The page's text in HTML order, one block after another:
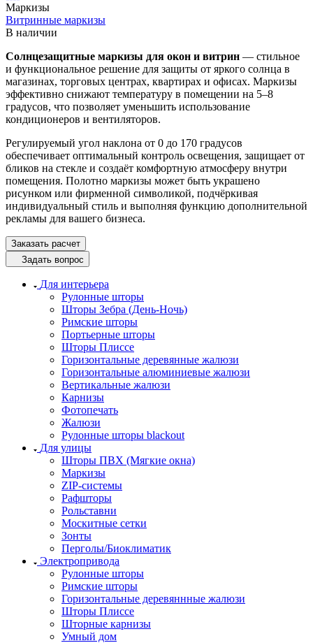
Маркизы
Витринные маркизы
В наличии
Солнцезащитные маркизы для окон и витрин — стильное
и функциональное решение для защиты от яркого солнца в
магазинах, торговых центрах, квартирах и офисах. Маркизы
эффективно снижают температуру в помещении на 5–8
градусов, что позволяет уменьшить использование
кондиционеров и вентиляторов.
Регулируемый угол наклона от 0 до 170 градусов
обеспечивает оптимальный контроль освещения, защищает от
бликов на стекле и создаёт комфортную атмосферу внутри
помещения. Полотно маркизы может быть украшено
рисунком или фирменной символикой, подчёркивая
индивидуальный стиль и выполняя функцию дополнительной
рекламы для вашего бизнеса.
Заказать расчет
Задать вопрос
Для интерьера
Рулонные шторы
Шторы Зебра (День-Ночь)
Римские шторы
Портьерные шторы
Шторы Плиссе
Горизонтальные деревянные жалюзи
Горизонтальные алюминиевые жалюзи
Вертикальные жалюзи
Карнизы
Фотопечать
Жалюзи
Рулонные шторы blackout
Для улицы
Шторы ПВХ (Мягкие окна)
Маркизы
ZIP-системы
Рафшторы
Рольставни
Москитные сетки
Зонты
Перголы/Биоклиматик
Электропривода
Рулонные шторы
Римские шторы
Горизонтальные деревяннные жалюзи
Шторы Плиссе
Шторные карнизы
Умный дом